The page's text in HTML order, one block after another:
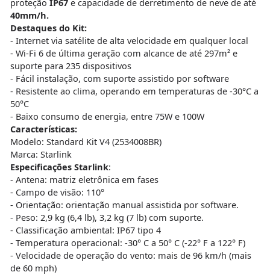
40mm/h.
Destaques do Kit:
- Internet via satélite de alta velocidade em qualquer local
- Wi-Fi 6 de última geração com alcance de até 297m² e
suporte para 235 dispositivos
- Fácil instalação, com suporte assistido por software
- Resistente ao clima, operando em temperaturas de -30°C a
50°C
- Baixo consumo de energia, entre 75W e 100W
Características:
Modelo: Standard Kit V4 (2534008BR)
Marca: Starlink
Especificações Starlink:
- Antena: matriz eletrônica em fases
- Campo de visão: 110°
- Orientação: orientação manual assistida por software.
- Peso: 2,9 kg (6,4 lb), 3,2 kg (7 lb) com suporte.
- Classificação ambiental: IP67 tipo 4
- Temperatura operacional: -30° C a 50° C (-22° F a 122° F)
- Velocidade de operação do vento: mais de 96 km/h (mais
de 60 mph)